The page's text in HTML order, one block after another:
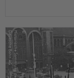
©
H
is
t
o
r
is
c
h
e
S
a
m
m
lu
n
g
d
e
r
D
e
u
t
s
c
h
e
B
a
h
n
A
G